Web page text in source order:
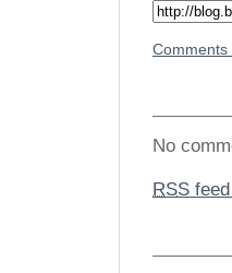
Comments
No
RSS